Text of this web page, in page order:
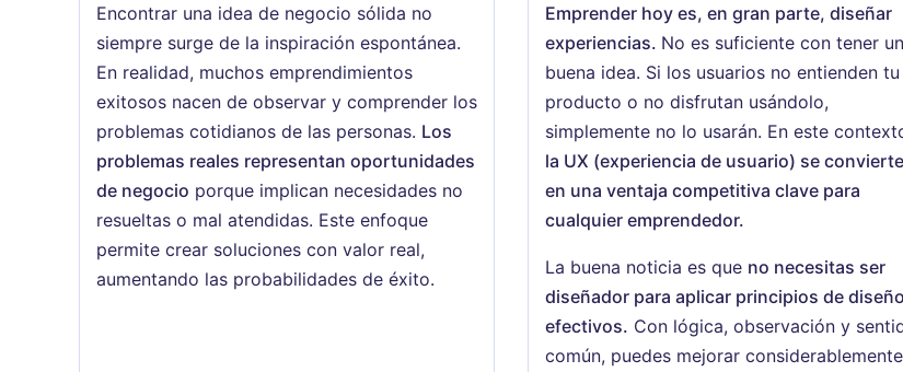
Encontrar una idea de negocio sólida no
siempre surge de la inspiración espontánea.
En realidad, muchos emprendimientos
exitosos nacen de observar y comprender los
problemas cotidianos de las personas. Los
problemas reales representan oportunidades
de negocio porque implican necesidades no
resueltas o mal atendidas. Este enfoque
permite crear soluciones con valor real,
aumentando las probabilidades de éxito.
Emprender hoy es, en gran parte, diseñar
experiencias. No es suficiente con tener
buena idea. Si los usuarios no entienden tu
producto o no disfrutan usándolo,
simplemente no lo usarán. En este
la UX (experiencia de usuario) se convierte
en una ventaja competitiva clave para
cualquier emprendedor.
La buena noticia es que no necesitas ser
diseñador para aplicar principios de diseño
efectivos. Con lógica, observación y
común, puedes mejorar